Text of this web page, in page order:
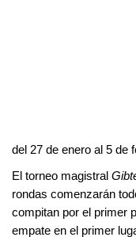
del 27 de enero al 5 de
El torneo magistral
rondas comenzarán
compitan por el primer
empate en el primer